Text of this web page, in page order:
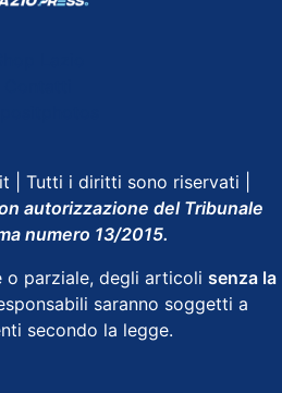
| Tutti i diritti sono riservati |
autorizzazione del Tribunale
numero 13/2015.
o parziale, degli articoli senza la
saranno soggetti a
secondo la legge.